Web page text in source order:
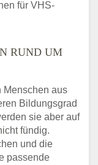
für VHS-
RUND UM
Menschen aus
Bildungsgrad
sie aber auf
fündig.
und die
passende